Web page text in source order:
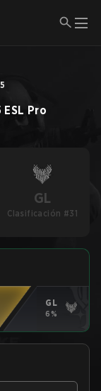
ESL Pro
GL
Clasificación #31
GL
6%